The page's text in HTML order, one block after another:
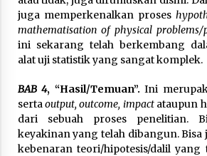
juga memperkenalkan proses
mathematisation of physical problems/
ini sekarang telah berkembang
alat uji statistik yang sangat komplek.
BAB 4, “Hasil/Temuan”. Ini
sertaoutput, outcome, impact ataupun
dari sebuah proses penelitian.
keyakinan yang telah dibangun.
kebenaran teori/hipotesis/dalil yang